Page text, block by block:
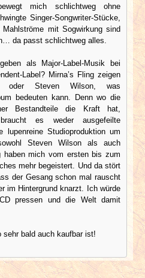
mich schlichtweg ohne
Singer-Songwriter-Stücke,
mit Sogwirkung sind
da passt schlichtweg alles.
als Major-Label-Musik bei
Label? Mirna’s Fling zeigen
oder Steven Wilson, was
bedeuten kann. Denn wo die
Bestandteile die Kraft hat,
es weder ausgefeilte
lupenreine Studioproduktion um
Steven Wilson als auch
haben mich vom ersten bis zum
mehr begeistert. Und da stört
der Gesang schon mal rauscht
im Hintergrund knarzt. Ich würde
pressen und die Welt damit
sehr bald auch kaufbar ist!